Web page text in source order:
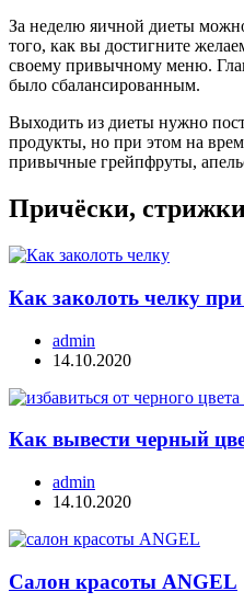
За неделю яичной диеты
того, как вы достигните
своему привычному меню.
было сбалансированным.
Выходить из диеты нужно
продукты, но при этом на
привычные грейпфруты,
Причёски,
Как заколоть челку
admin
14.10.2020
Как вывести черный
admin
14.10.2020
Салон красоты ANGEL